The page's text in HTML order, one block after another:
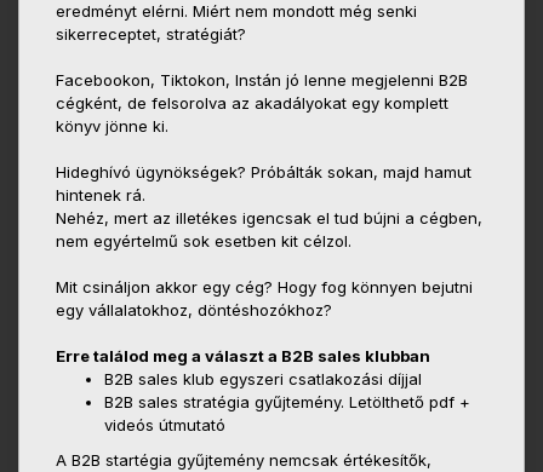
eredményt elérni. Miért nem mondott még senki
sikerreceptet, stratégiát?
Facebookon, Tiktokon, Instán jó lenne megjelenni B2B
cégként, de felsorolva az akadályokat egy komplett
könyv jönne ki.
Hideghívó ügynökségek? Próbálták sokan, majd hamut
hintenek rá.
Nehéz, mert az illetékes igencsak el tud bújni a cégben,
nem egyértelmű sok esetben kit célzol.
Mit csináljon akkor egy cég? Hogy fog könnyen bejutni
egy vállalatokhoz, döntéshozókhoz?
Erre találod meg a választ a B2B sales klubban
B2B sales klub egyszeri csatlakozási díjjal
B2B sales stratégia gyűjtemény. Letölthető pdf +
videós útmutató
A B2B startégia gyűjtemény nemcsak értékesítők,